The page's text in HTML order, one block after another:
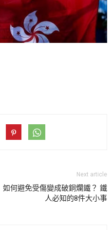
Next article
如何避免受傷變成破銅爛鐵？ 鐵
人必知的8件大小事